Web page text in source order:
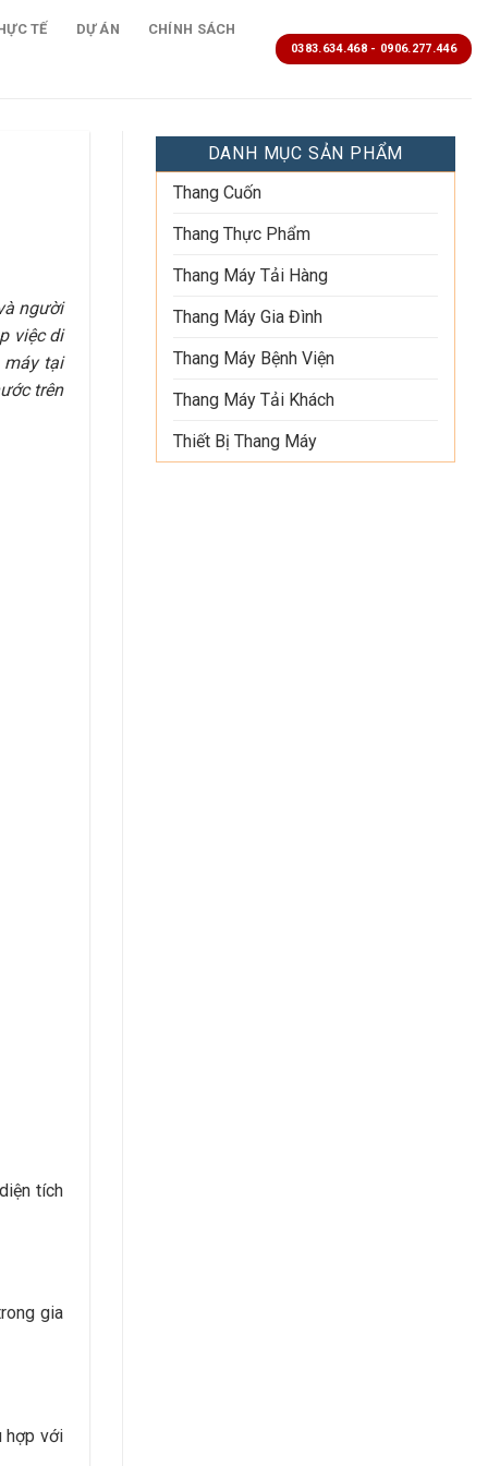
TẾ DỰ ÁN CHÍNH SÁCH
0383.634.468 - 0906.277.446
người
việc di
tại
trên
tích
gia
hợp với
DANH MỤC SẢN PHẨM
Thang Cuốn
Thang Thực Phẩm
Thang Máy Tải Hàng
Thang Máy Gia Đình
Thang Máy Bệnh Viện
Thang Máy Tải Khách
Thiết Bị Thang Máy